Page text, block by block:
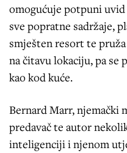
omogućuje potpuni
sve popratne sadržaje,
smješten resort te
na čitavu lokaciju, pa se
kao kod kuće.
Bernard Marr, njemački
predavač te autor
inteligenciji i njenom